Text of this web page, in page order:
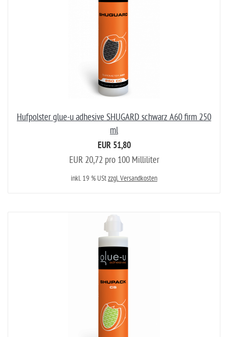
Hufpolster glue-u adhesive SHUGARD schwarz A60 firm 250
ml
EUR 51,80
EUR 20,72 pro 100 Milliliter
inkl. 19 % UStzzgl. Versandkosten